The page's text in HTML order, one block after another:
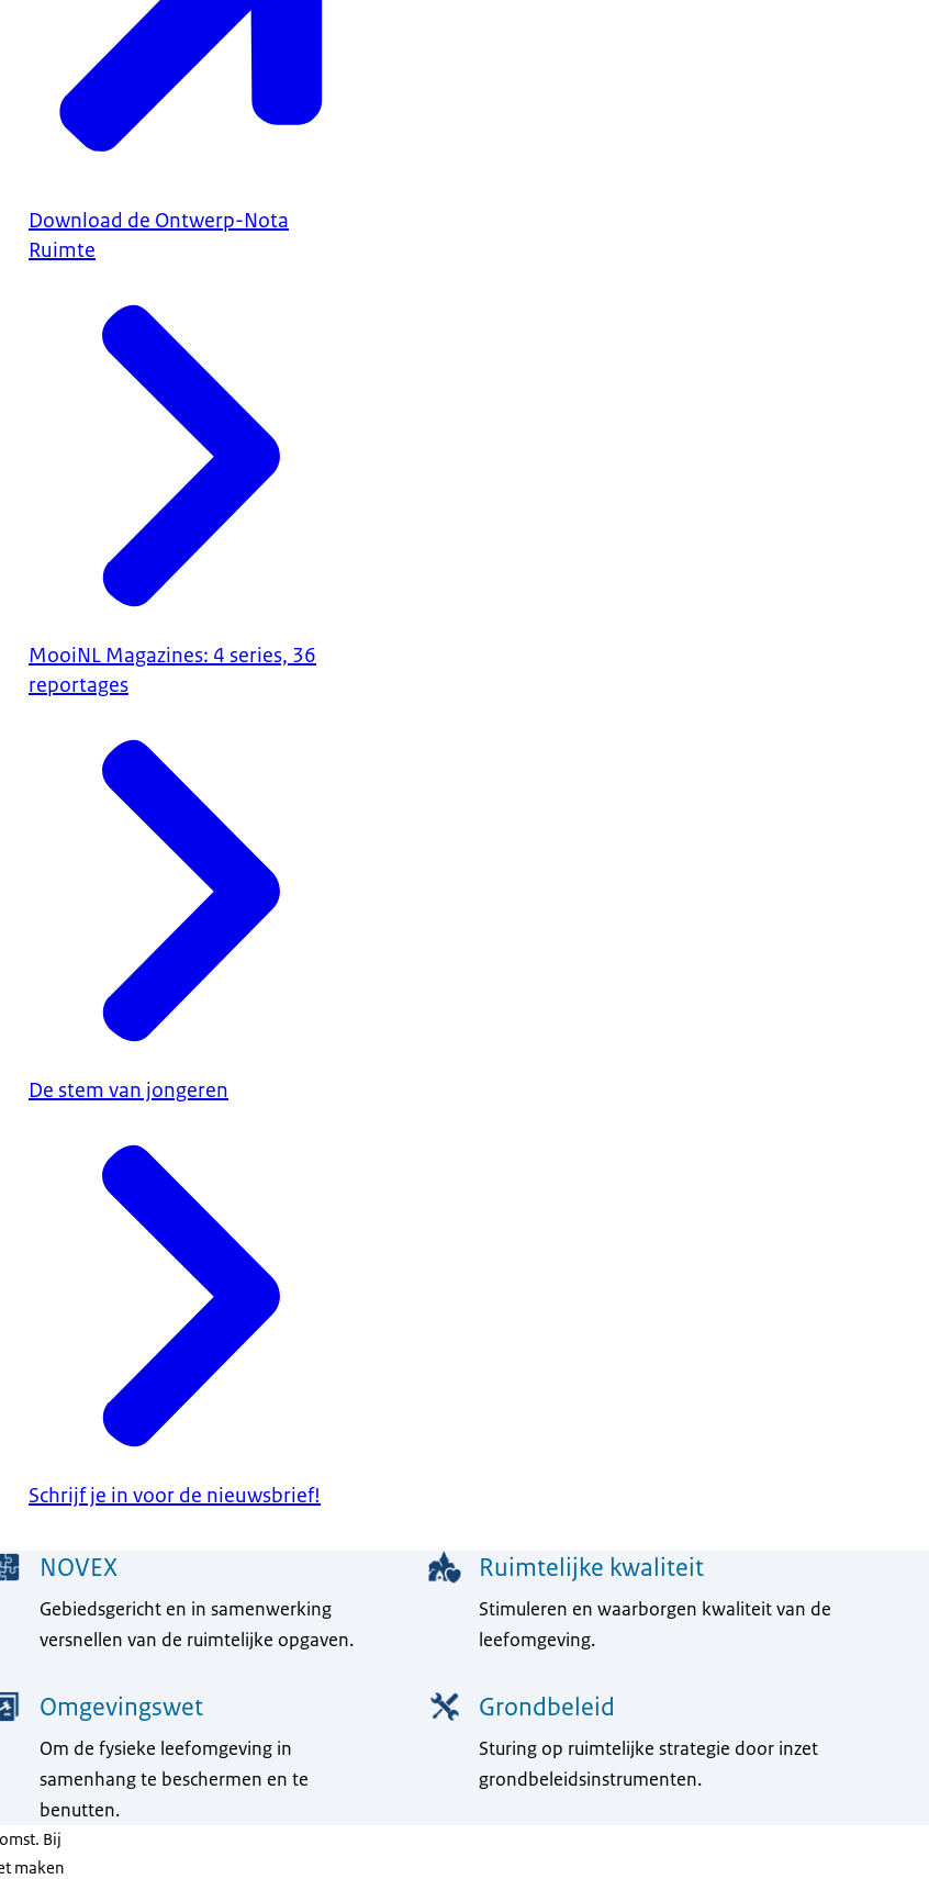
Download de Ontwerp-Nota
Ruimte
MooiNL Magazines: 4 series, 36
reportages
De stem van jongeren
Schrijf je in voor de nieuwsbrief!
NOVEX
Gebiedsgericht en in samenwerking
versnellen van de ruimtelijke opgaven.
Ruimtelijke kwaliteit
Stimuleren en waarborgen kwaliteit van de
leefomgeving.
Omgevingswet
Om de fysieke leefomgeving in
samenhang te beschermen en te
benutten.
Grondbeleid
Sturing op ruimtelijke strategie door inzet
grondbeleidsinstrumenten.
Bij
maken